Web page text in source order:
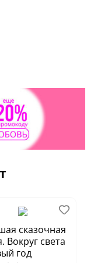
сказочная
Вокруг света
год